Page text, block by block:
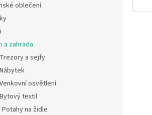
oblečení
a zahrada
Trezory a sejfy
Nábytek
Venkovní osvětlení
Bytový textil
Potahy na židle